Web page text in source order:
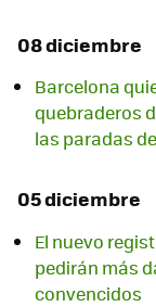
08 diciembre
Barcelona
quebraderos
las paradas
05 diciembre
El nuevo
pedirán más
convencidos